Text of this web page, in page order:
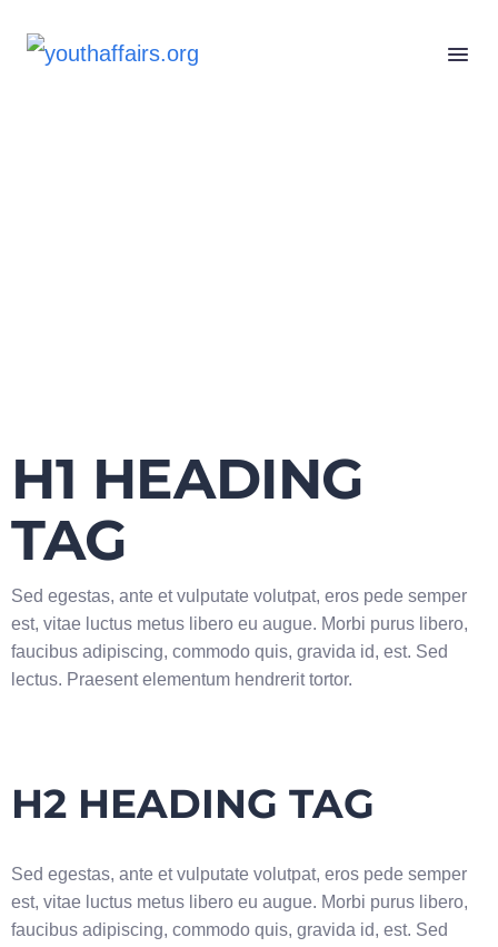
H1 HEADING
TAG
Sed egestas, ante et vulputate volutpat, eros pede semper
est, vitae luctus metus libero eu augue. Morbi purus libero,
faucibus adipiscing, commodo quis, gravida id, est. Sed
lectus. Praesent elementum hendrerit tortor.
H2 HEADING TAG
Sed egestas, ante et vulputate volutpat, eros pede semper
est, vitae luctus metus libero eu augue. Morbi purus libero,
faucibus adipiscing, commodo quis, gravida id, est. Sed